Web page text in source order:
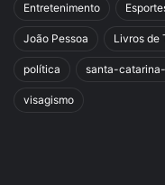
Entretenimento
João Pessoa Livros de
política santa-
visagismo